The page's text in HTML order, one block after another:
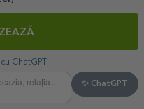
ChatGPT
✨ ChatGPT